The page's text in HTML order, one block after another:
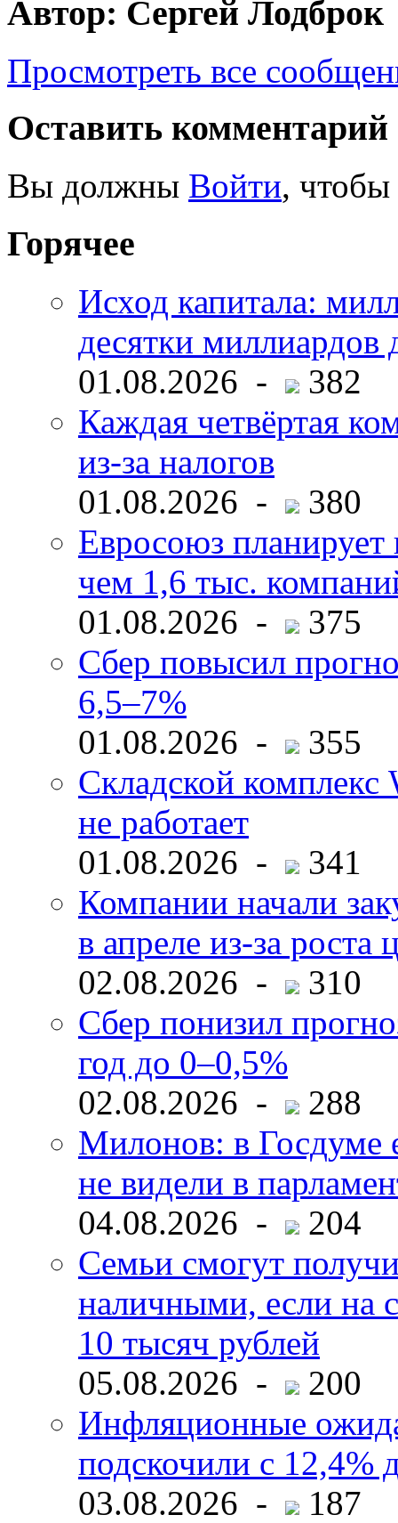
Автор: Сергей Лодброк
Просмотреть все
Оставить комментарий
Вы должны Войти, чтобы
Горячее
Исход капитала:
десятки миллиардов
01.08.2026 -
382
Каждая четвёртая
из-за налогов
01.08.2026 -
380
Евросоюз планирует
чем 1,6 тыс.
01.08.2026 -
375
Сбер повысил
6,5–7%
01.08.2026 -
355
Складской комплекс
не работает
01.08.2026 -
341
Компании начали
в апреле из-за роста
02.08.2026 -
310
Сбер понизил
год до 0–0,5%
02.08.2026 -
288
Милонов: в Госдуме
не видели в
04.08.2026 -
204
Семьи смогут
наличными, если на
10 тысяч рублей
05.08.2026 -
200
Инфляционные
подскочили с 12,4%
03.08.2026 -
187